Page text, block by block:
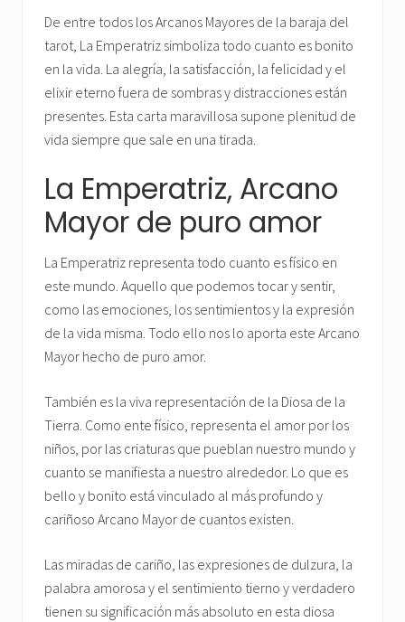
De entre todos los Arcanos Mayores de la baraja del
tarot, La Emperatriz simboliza todo cuanto es bonito
en la vida. La alegría, la satisfacción, la felicidad y el
elixir eterno fuera de sombras y distracciones están
presentes. Esta carta maravillosa supone plenitud de
vida siempre que sale en una tirada.
La Emperatriz, Arcano
Mayor de puro amor
La Emperatriz representa todo cuanto es físico en
este mundo. Aquello que podemos tocar y sentir,
como las emociones, los sentimientos y la expresión
de la vida misma. Todo ello nos lo aporta este Arcano
Mayor hecho de puro amor.
También es la viva representación de la Diosa de la
Tierra. Como ente físico, representa el amor por los
niños, por las criaturas que pueblan nuestro mundo y
cuanto se manifiesta a nuestro alrededor. Lo que es
bello y bonito está vinculado al más profundo y
cariñoso Arcano Mayor de cuantos existen.
Las miradas de cariño, las expresiones de dulzura, la
palabra amorosa y el sentimiento tierno y verdadero
tienen su significación más absoluto en esta diosa